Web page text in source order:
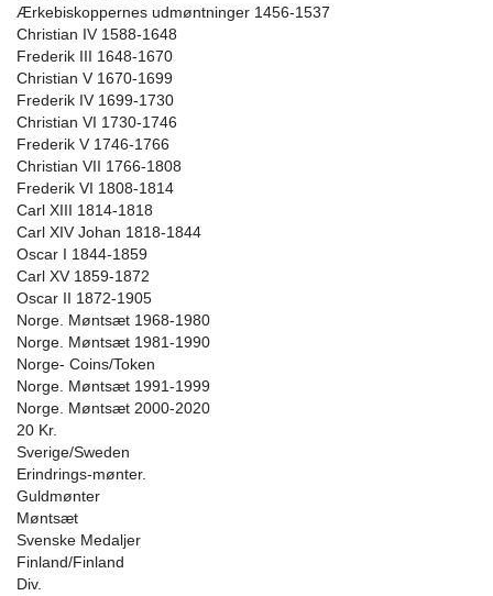
Ærkebiskoppernes udmøntninger 1456-1537
Christian IV 1588-1648
Frederik III 1648-1670
Christian V 1670-1699
Frederik IV 1699-1730
Christian VI 1730-1746
Frederik V 1746-1766
Christian VII 1766-1808
Frederik VI 1808-1814
Carl XIII 1814-1818
Carl XIV Johan 1818-1844
Oscar I 1844-1859
Carl XV 1859-1872
Oscar II 1872-1905
Norge. Møntsæt 1968-1980
Norge. Møntsæt 1981-1990
Norge- Coins/Token
Norge. Møntsæt 1991-1999
Norge. Møntsæt 2000-2020
20 Kr.
Sverige/Sweden
Erindrings-mønter.
Guldmønter
Møntsæt
Svenske Medaljer
Finland/Finland
Div.